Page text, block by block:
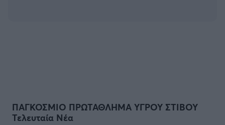
ΠΑΓΚΟΣΜΙΟ ΠΡΩΤΑΘΛΗΜΑ ΥΓΡΟΥ ΣΤΙΒΟΥ
Τελευταία Νέα